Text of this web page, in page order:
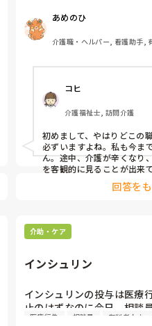
介護職を通算5〜6年程続け
を2回ほどしています。
もう何度も介護職に戻り
しようとしても、体調不
金銭面に全く余裕が無く、
がずっとは頼れないので覚
し、再就職手当を貰い何と
今の職場は比較的楽しく仕
がまぁまぁ多いこともあっ
のでありがたいと思っていま
ことがあります。
私が勤める職場には日勤が
で、私は体調面と体力面で
が、周りの先輩からは｢夜
あめのひ
介護職・ヘルパー, 看護助手,
コヒ
介護福祉士, 訪問介護
初めまして、やはりどこの
必ずいますよね。私も今ま
ん。途中、介護が辛くなり
を客観的に見ることが出来
私も病院時代に、結構看護
ありました。口調はキツイ
かった気もしています。
ってこれました。その中で
した。人間関係が最悪でし
すみません、だいぶ脱線し
今は施設でも柔軟にシフト
勤のみの求人も多いですよ
回答を
介助・ケア
インシュリン
インシュリンの投与は医療
止のはずなのに今日、相談
医療行為 相談員 有料老人ホー